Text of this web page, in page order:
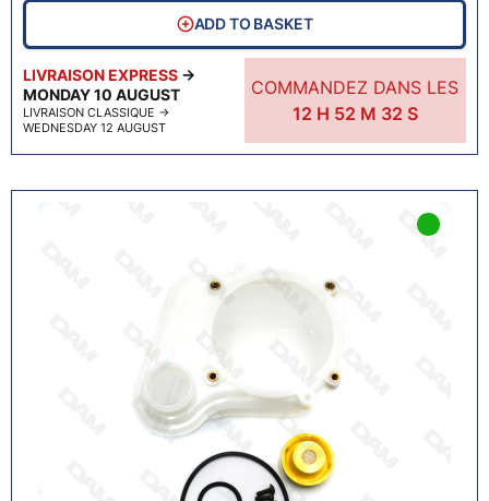
LIVRAISON EXPRESS →
MONDAY 10 AUGUST
LIVRAISON CLASSIQUE →
WEDNESDAY 12 AUGUST
COMMANDEZ DANS LES
12 H 52 M 31S
ADD TO BASKET